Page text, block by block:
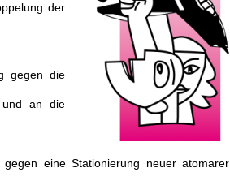
der
gegen die
und an die
eine Stationierung neuer atomarer